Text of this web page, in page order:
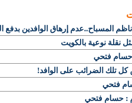
المسباح..عدم إرهاق الوافدين
نقلة نوعية بالكويت
حسام فتحي
تلك الضرائب على الوافد!
فتحي
: حسام فتحي